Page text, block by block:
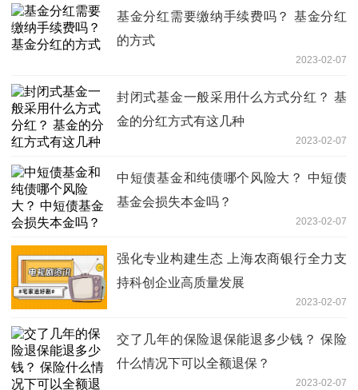
基金分红需要缴纳手续费吗？ 基金分红
的方式
2023-02-07
封闭式基金一般采用什么方式分红？ 基
金的分红方式有这几种
2023-02-07
中短债基金和纯债哪个风险大？ 中短债
基金会损失本金吗？
2023-02-07
强化专业构建生态 上海农商银行全力支
持科创企业高质量发展
2023-02-07
交了几年的保险退保能退多少钱？ 保险
什么情况下可以全额退保？
2023-02-07